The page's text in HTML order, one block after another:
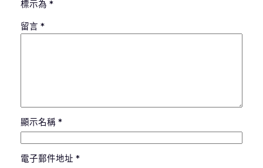
標示為 *
留言 *
顯示名稱 *
電子郵件地址 *